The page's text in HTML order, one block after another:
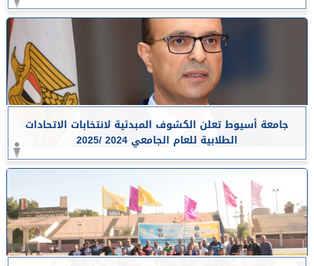
جامعة أسيوط تعلن الكشوف المبدئية لانتخابات الاتحادات
الطلابية للعام الجامعي 2024 /2025